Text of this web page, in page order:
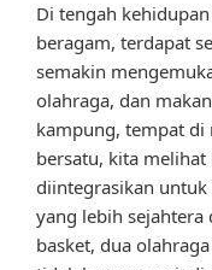
Di tengah
beragam, terdapat
semakin
olahraga, dan
kampung, tempat di
bersatu, kita
diintegrasikan
yang lebih sejahtera
basket, dua